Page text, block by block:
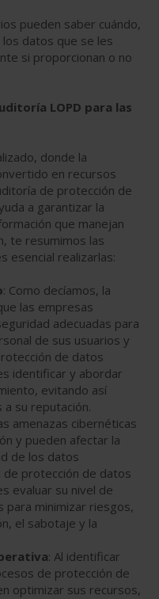
pueden saber cuándo,
datos que se les
si proporcionan o no
LOPD para las
donde la
en recursos
de protección de
a garantizar la
que manejan
te resumimos las
esencial realizarlas:
: Como decíamos, la
las empresas
adecuadas para
de sus usuarios y
de datos
identificar y abordar
evitando así
a su reputación.
amenazas cibernéticas
y pueden afectar la
de los datos
de protección de datos
evaluar su nivel de
para minimizar riesgos,
el sabotaje y la
: Al identificar
de protección de
optimizar sus recursos,